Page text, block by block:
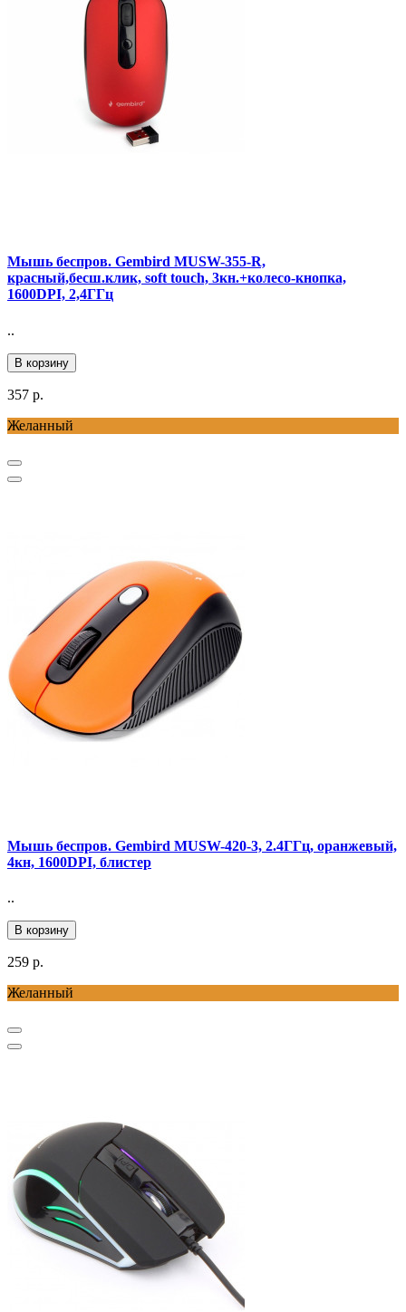
Мышь беспров. Gembird MUSW-355-R,
красный,бесш.клик, soft touch, 3кн.+колесо-кнопка,
1600DPI, 2,4ГГц
..
В корзину
357 р.
Желанный
Мышь беспров. Gembird MUSW-420-3, 2.4ГГц, оранжевый,
4кн, 1600DPI, блистер
..
В корзину
259 р.
Желанный